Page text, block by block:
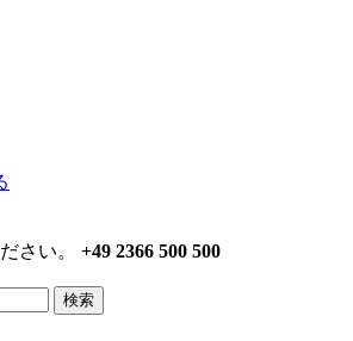
さい。 +49 2366 500 500
検索